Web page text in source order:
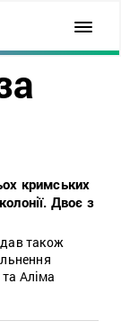
кримських
Двоє з
також
Аліма